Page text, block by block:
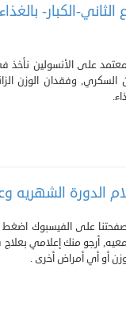
الكبار-
على الأنسولين نأخذ
وفقدان الوزن
الدورة الشهريه
عبر صفحتنا على الفيسبوك
عام طالبه جامعيه, أرجو منك
أو أي أمراض أخرى .